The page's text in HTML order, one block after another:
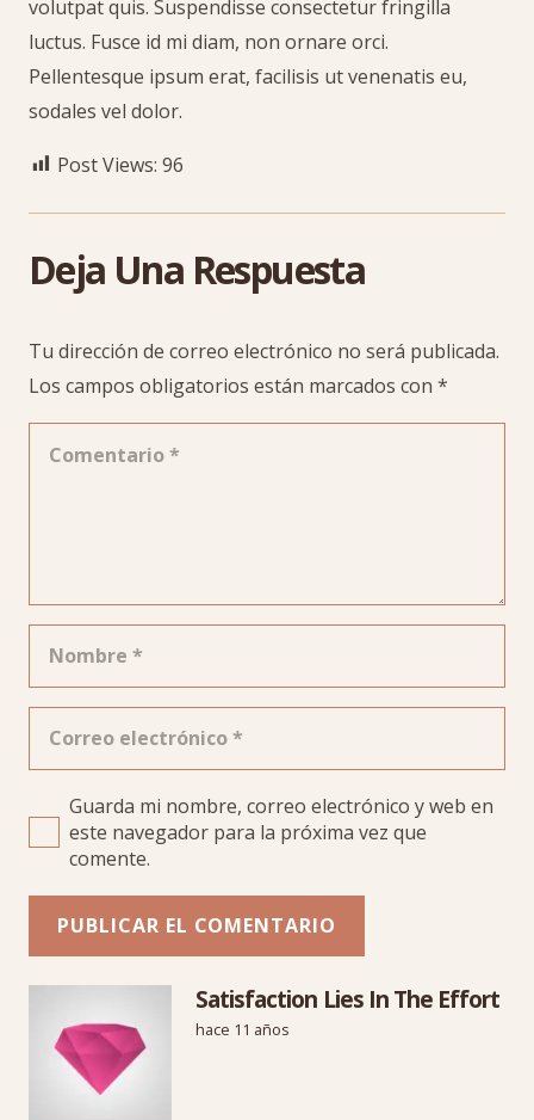
volutpat quis. Suspendisse consectetur fringilla
luctus. Fusce id mi diam, non ornare orci.
Pellentesque ipsum erat, facilisis ut venenatis eu,
sodales vel dolor.
Post Views: 96
Deja Una Respuesta
Tu dirección de correo electrónico no será publicada.
Los campos obligatorios están marcados con *
Guarda mi nombre, correo electrónico y web en
este navegador para la próxima vez que
comente.
PUBLICAR EL COMENTARIO
Satisfaction Lies In The Effort
hace 11 años